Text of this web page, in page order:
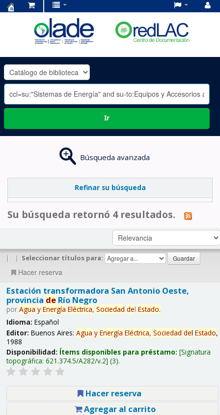
OLADE
-
Ir
Búsqueda avanzada
Refinar su búsqueda
Su búsqueda retornó 4 resultados.
| | Seleccionar títulos para:
Hacer reserva
Estación transformadora San Antonio Oeste,
provincia deRío Negro
por Agua y Energía Eléctrica, Sociedad del Estado.
Idioma: Español
Editor: Buenos Aires: Agua y Energía Eléctrica, Sociedad del Estado,
1988
Disponibilidad: Ítems disponibles para préstamo: Signatura
topográfica: 621.374.5/A282/v.2 (3).
Hacer reserva
Agregar al carrito